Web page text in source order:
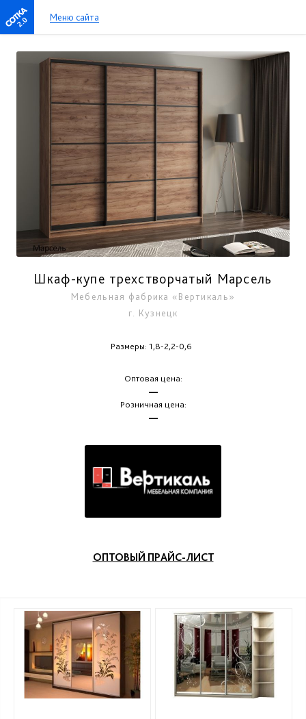
2.0 Меню сайта
Шкаф-купе трехстворчатый Марсель
Мебельная фабрика «Вертикаль»
г. Кузнецк
Размеры: 1,8-2,2-0,6
Оптовая цена:
—
Розничная цена:
—
ОПТОВЫЙ ПРАЙС-ЛИСТ